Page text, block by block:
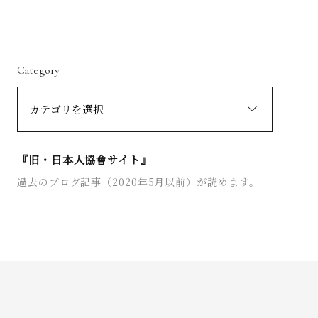
Category
『旧・日本人協會サイト』
過去のブログ記事（2020年5月以前）が読めます。